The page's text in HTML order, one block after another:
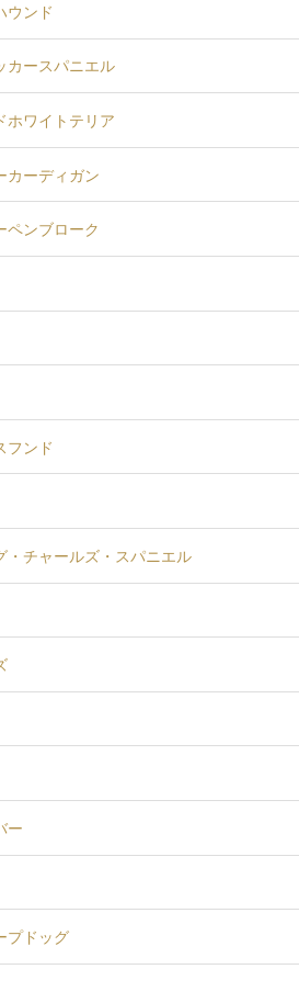
ウンド
カースパニエル
ホワイトテリア
カーディガン
ペンブローク
フンド
・チャールズ・スパニエル
ー
プドッグ